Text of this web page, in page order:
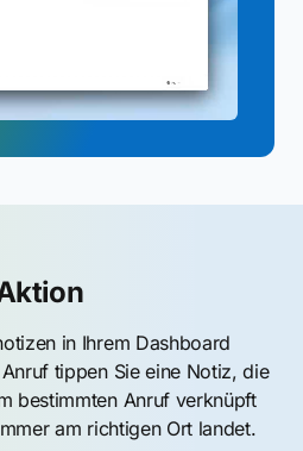
in Ihrem Dashboard
tippen Sie eine Notiz, die
bestimmten Anruf verknüpft
am richtigen Ort landet.